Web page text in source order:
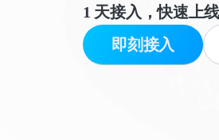
1 天接入，快速上
即刻接入